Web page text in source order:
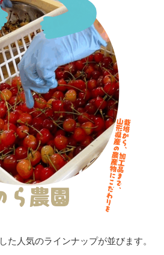
た人気のラインナップが並びます。